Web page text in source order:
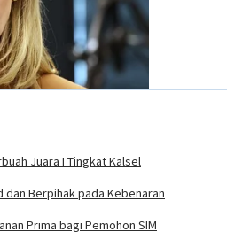
Juara I Tingkat Kalsel
dan Berpihak pada Kebenaran
Prima bagi Pemohon SIM